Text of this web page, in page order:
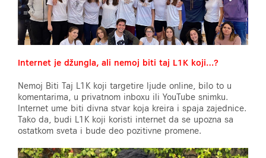
Internet je džungla, ali nemoj biti taj L1K koji…?
Nemoj Biti Taj L1K koji targetire ljude online, bilo to u
komentarima, u privatnom inboxu ili YouTube snimku.
Internet ume biti divna stvar koja kreira i spaja zajednice.
Tako da, budi L1K koji koristi internet da se upozna sa
ostatkom sveta i bude deo pozitivne promene.